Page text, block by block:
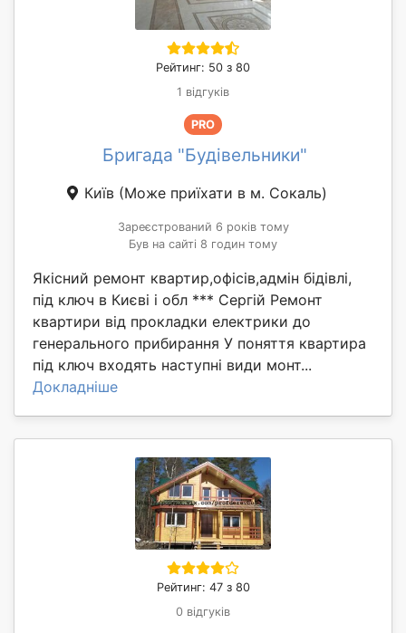
Рейтинг: 50 з 80
1 відгуків
PRO
Бригада "Будівельники"
Київ (Може приїхати в м. Сокаль)
Зареєстрований 6 років тому
Був на сайті 8 годин тому
Якісний ремонт квартир,офісів,адмін бідівлі,
під ключ в Києві і обл *** Сергій Ремонт
квартири від прокладки електрики до
генерального прибирання У поняття квартира
під ключ входять наступні види монт...
Докладніше
Рейтинг: 47 з 80
0 відгуків